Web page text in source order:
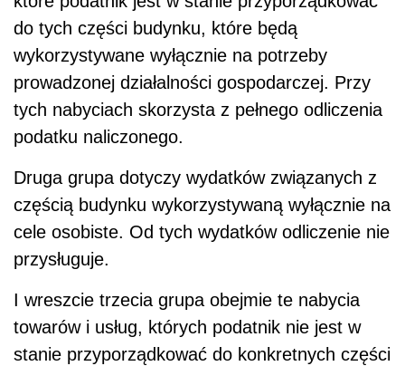
do tych części budynku, które będą
wykorzystywane wyłącznie na potrzeby
prowadzonej działalności gospodarczej. Przy
tych nabyciach skorzysta z pełnego odliczenia
podatku naliczonego.
Druga grupa dotyczy wydatków związanych z
częścią budynku wykorzystywaną wyłącznie na
cele osobiste. Od tych wydatków odliczenie nie
przysługuje.
I wreszcie trzecia grupa obejmie te nabycia
towarów i usług, których podatnik nie jest w
stanie przyporządkować do konkretnych części